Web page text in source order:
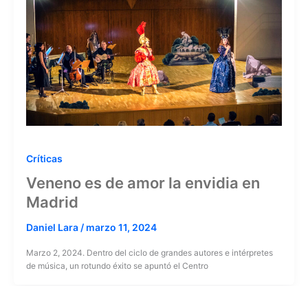
Críticas
Veneno es de amor la envidia en
Madrid
Daniel Lara / marzo 11, 2024
Marzo 2, 2024. Dentro del ciclo de grandes autores e intérpretes
de música, un rotundo éxito se apuntó el Centro